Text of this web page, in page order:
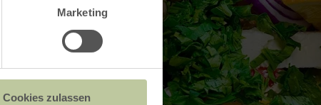
Marketing
Cookies zulassen